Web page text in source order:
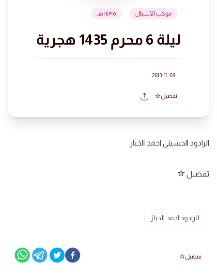
موكب الأشبال ١٤٣٥ هـ
ليلة 6 محرم 1435 هجرية
2013-11-09
تفضيل
الرادود الحسيني احمد الخباز
تفضيل
الرادود احمد الخباز
تفضيل